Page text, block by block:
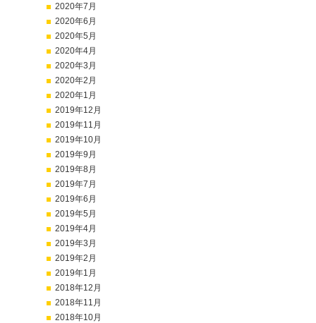
2020年7月
2020年6月
2020年5月
2020年4月
2020年3月
2020年2月
2020年1月
2019年12月
2019年11月
2019年10月
2019年9月
2019年8月
2019年7月
2019年6月
2019年5月
2019年4月
2019年3月
2019年2月
2019年1月
2018年12月
2018年11月
2018年10月